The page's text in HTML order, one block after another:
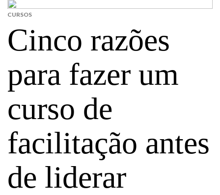
Cinco razões
para fazer um
curso de
facilitação antes
de liderar
CURSOS